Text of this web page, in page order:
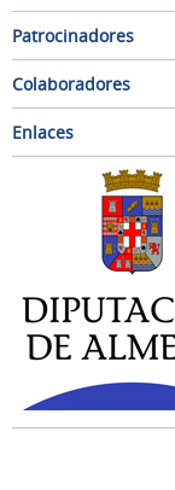
Patrocinadores
Colaboradores
Enlaces